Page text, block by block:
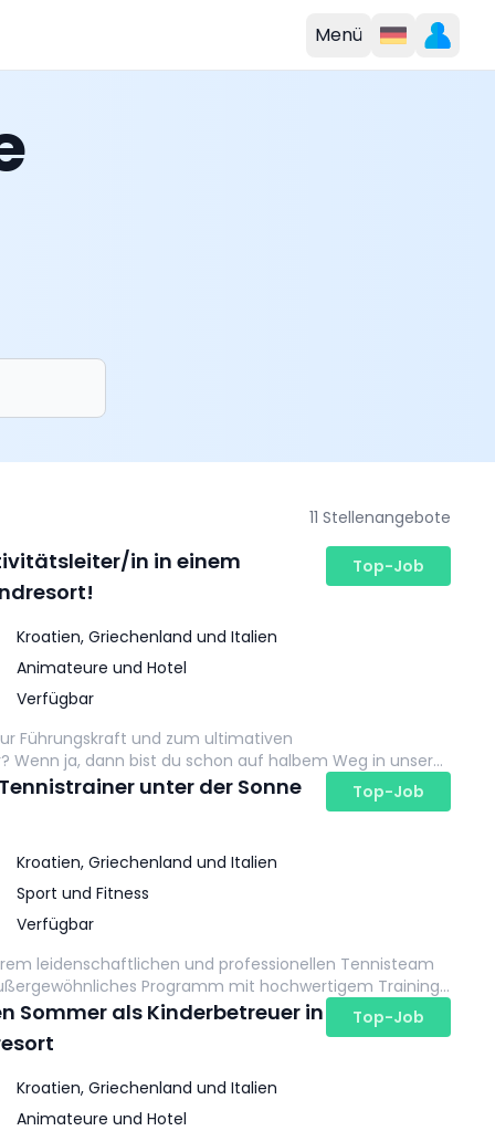
Menü
11 Stellenangebote
in in einem
Top-Job
Kroatien, Griechenland und Italien
Animateure und Hotel
Verfügbar
Führungskraft und zum ultimativen
Wenn ja, dann bist du schon auf halbem Weg in unser
unter der Sonne
Top-Job
Kroatien, Griechenland und Italien
Sport und Fitness
Verfügbar
leidenschaftlichen und professionellen Tennisteam
Programm mit hochwertigem Training
und jeder Spielstärke. Egal, ob du Anfänger inspirierst
herausforderst, du wirst Teil eines Teams sein, das
macht.
Sommer als Kinderbetreuer in
Top-Job
Kroatien, Griechenland und Italien
Animateure und Hotel